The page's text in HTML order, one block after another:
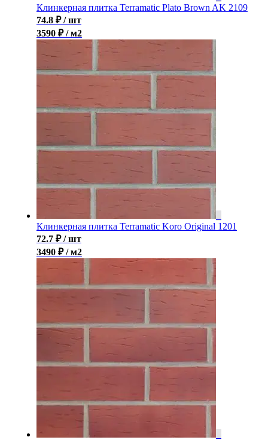
Клинкерная плитка Terramatic Plato Brown AK 2109
74.8 ₽ / шт
3590 ₽ / м2
Клинкерная плитка Terramatic Koro Original 1201
72.7 ₽ / шт
3490 ₽ / м2